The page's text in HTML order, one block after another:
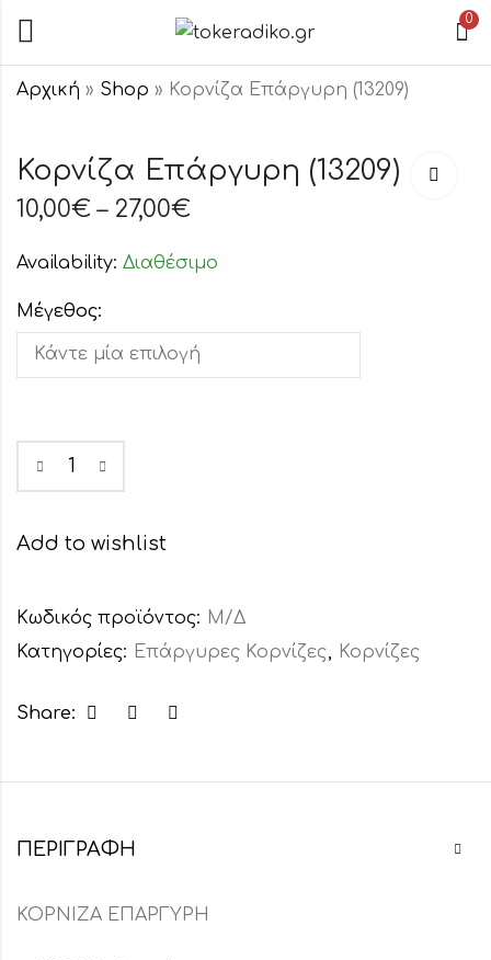
0
Αρχική » Shop » Κορνίζα Επάργυρη (13209)
Κορνίζα
Επάργυρη
Κορνίζα
Επάργυρη
Κορνίζα Επάργυρη (13209)
10,00€ – 27,00€
Availability: Διαθέσιμο
Μέγεθος:
Add to wishlist
Κωδικός προϊόντος: Μ/Δ
Κατηγορίες: Επάργυρες Κορνίζες, Κορνίζες
Share:
ΠΕΡΙΓΡΑΦΉ
ΚΟΡΝΙΖΑ ΕΠΑΡΓΥΡΗ